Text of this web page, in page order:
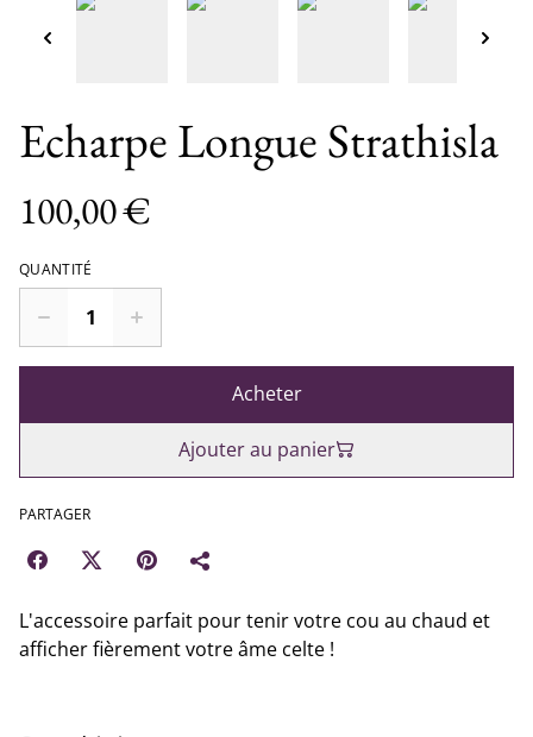
Echarpe Longue Strathisla
100,00 €
QUANTITÉ
Acheter
Ajouter au panier
PARTAGER
L'accessoire parfait pour tenir votre cou au chaud et
afficher fièrement votre âme celte !